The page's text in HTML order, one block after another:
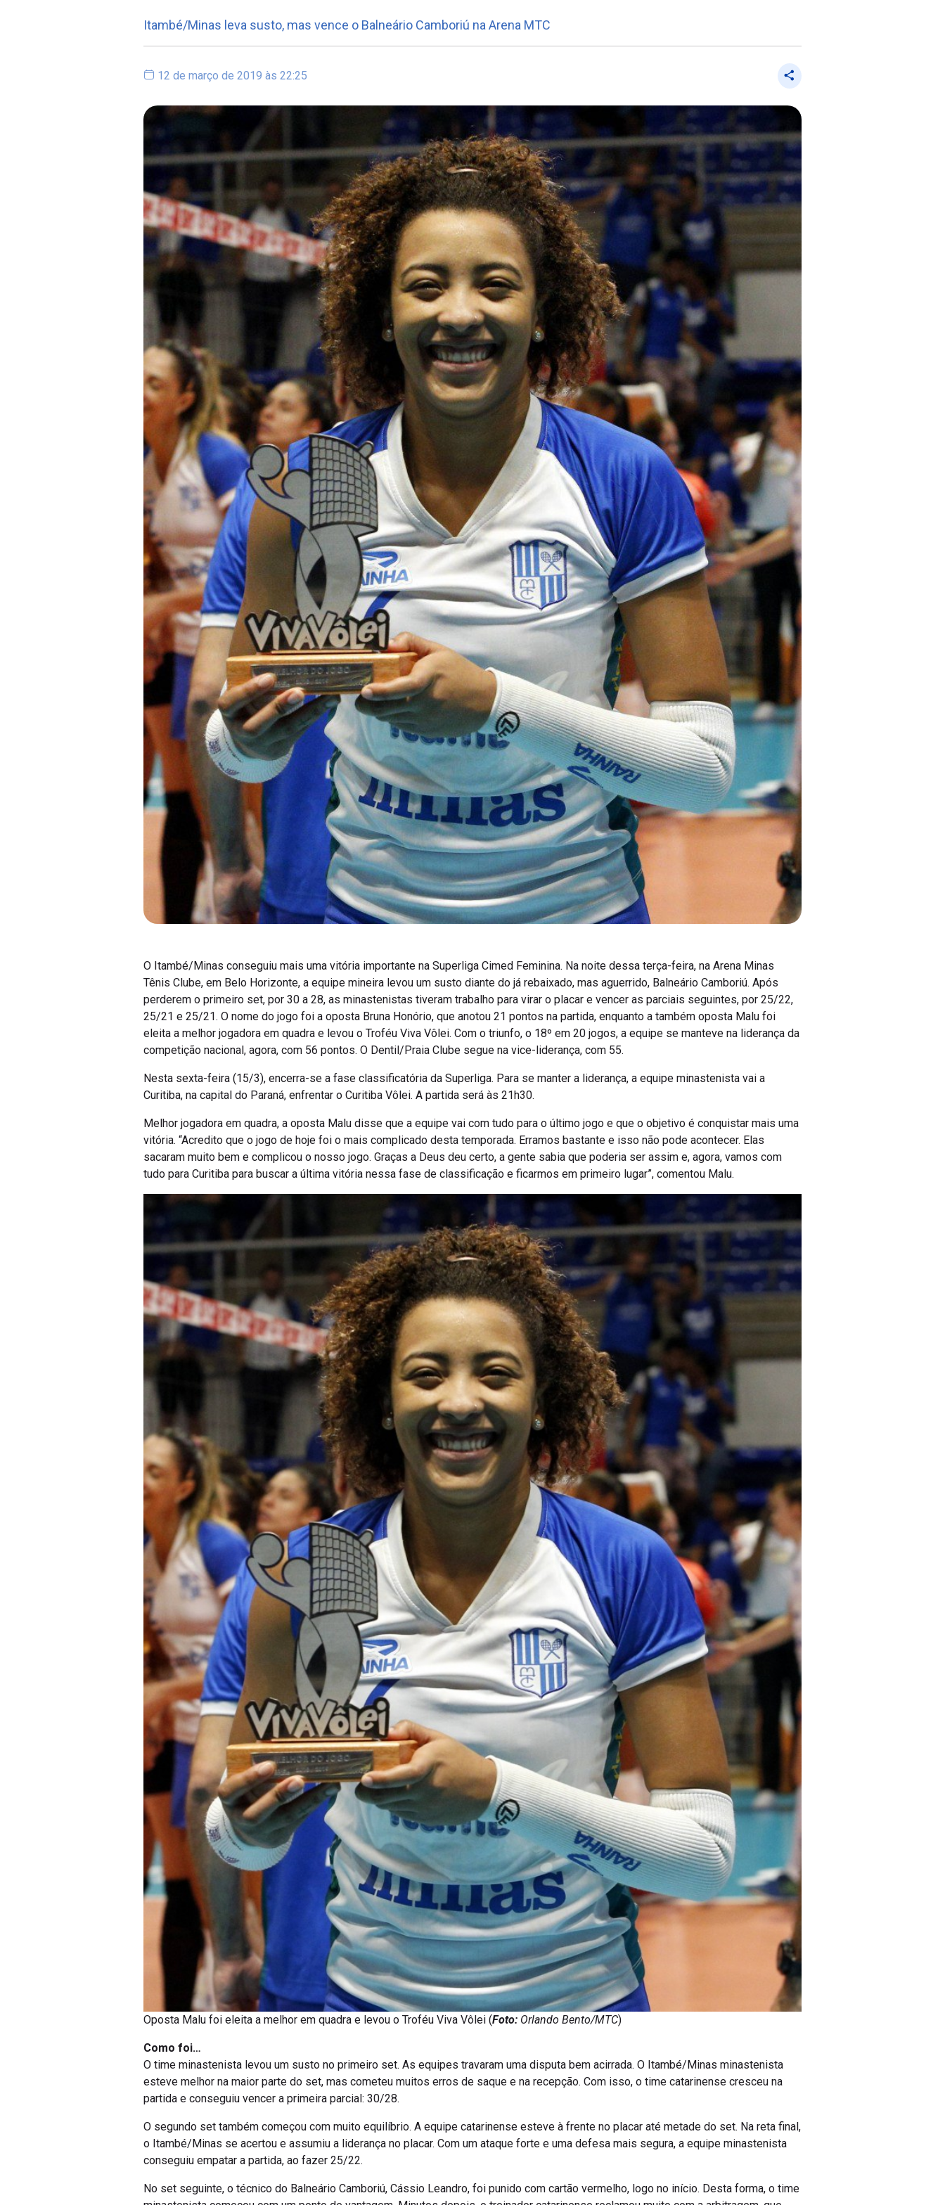
Itambé/Minas leva susto, mas vence o Balneário Camboriú na Arena MTC
12 de março de 2019 às 22:25
O Itambé/Minas conseguiu mais uma vitória importante na Superliga Cimed Feminina. Na noite dessa terça-feira, na Arena Minas
Tênis Clube, em Belo Horizonte, a equipe mineira levou um susto diante do já rebaixado, mas aguerrido, Balneário Camboriú. Após
perderem o primeiro set, por 30 a 28, as minastenistas tiveram trabalho para virar o placar e vencer as parciais seguintes, por 25/22,
25/21 e 25/21. O nome do jogo foi a oposta Bruna Honório, que anotou 21 pontos na partida, enquanto a também oposta Malu foi
eleita a melhor jogadora em quadra e levou o Troféu Viva Vôlei. Com o triunfo, o 18º em 20 jogos, a equipe se manteve na liderança da
competição nacional, agora, com 56 pontos. O Dentil/Praia Clube segue na vice-liderança, com 55.
Nesta sexta-feira (15/3), encerra-se a fase classificatória da Superliga. Para se manter a liderança, a equipe minastenista vai a
Curitiba, na capital do Paraná, enfrentar o Curitiba Vôlei. A partida será às 21h30.
Melhor jogadora em quadra, a oposta Malu disse que a equipe vai com tudo para o último jogo e que o objetivo é conquistar mais uma
vitória. “Acredito que o jogo de hoje foi o mais complicado desta temporada. Erramos bastante e isso não pode acontecer. Elas
sacaram muito bem e complicou o nosso jogo. Graças a Deus deu certo, a gente sabia que poderia ser assim e, agora, vamos com
tudo para Curitiba para buscar a última vitória nessa fase de classificação e ficarmos em primeiro lugar”, comentou Malu.
Oposta Malu foi eleita a melhor em quadra e levou o Troféu Viva Vôlei (Foto: Orlando Bento/MTC)
Como foi…
O time minastenista levou um susto no primeiro set. As equipes travaram uma disputa bem acirrada. O Itambé/Minas minastenista
esteve melhor na maior parte do set, mas cometeu muitos erros de saque e na recepção. Com isso, o time catarinense cresceu na
partida e conseguiu vencer a primeira parcial: 30/28.
O segundo set também começou com muito equilíbrio. A equipe catarinense esteve à frente no placar até metade do set. Na reta final,
o Itambé/Minas se acertou e assumiu a liderança no placar. Com um ataque forte e uma defesa mais segura, a equipe minastenista
conseguiu empatar a partida, ao fazer 25/22.
No set seguinte, o técnico do Balneário Camboriú, Cássio Leandro, foi punido com cartão vermelho, logo no início. Desta forma, o time